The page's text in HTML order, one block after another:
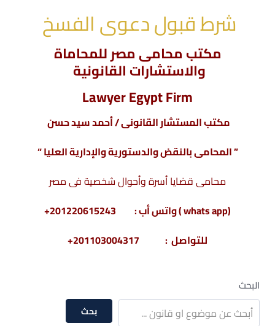
شرط قبول دعوى الفسخ
مكتب محامى مصر للمحاماة
والاستشارات القانونية
Lawyer Egypt Firm
مكتب المستشار القانونى / أحمد سيد حسن
” المحامى بالنقض والدستورية والإدارية العليا “
محامى قضايا أسرة وأحوال شخصية فى مصر
(whats app ) واتس أب : 201220615243+
للتواصل : 201103004317+
البحث
بحث